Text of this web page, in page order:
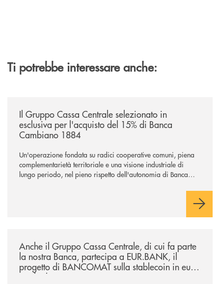
Ti potrebbe interessare anche:
Il Gruppo Cassa Centrale selezionato in
esclusiva per l'acquisto del 15% di Banca
Cambiano 1884
Un'operazione fondata su radici cooperative comuni, piena
complementarietà territoriale e una visione industriale di
lungo periodo, nel pieno rispetto dell'autonomia di Banca
negoziazione esclusiva per la finalizzazione dell’operazione.
Anche il Gruppo Cassa Centrale, di cui fa parte
la nostra Banca, partecipa a EUR.BANK, il
progetto di BANCOMAT sulla stablecoin in euro
e sul relativo ecosistema